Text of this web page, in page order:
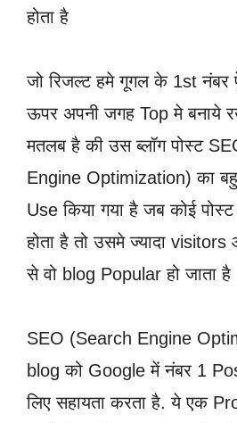
होता है
जो रिजल्ट हमे गूगल के 1st नंबर
ऊपर अपनी जगह Top मे बनाये
मतलब है की उस ब्लॉग पोस्ट
Engine Optimization) का
Use किया गया है जब कोई
होता है तो उसमे ज्यादा
से वो blog Popular हो जाता है
SEO (Search Engine
blog को Google में नंबर 1
लिए सहायता करता है. ये एक